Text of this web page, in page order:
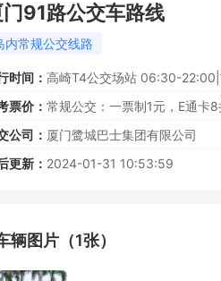
门91路公交车路线
内常规公交线路
时间： 高崎T4公交场站 06:30-
票价： 常规公交：一票制1元，E通卡
公司： 厦门鹭城巴士集团有限公司
更新： 2024-01-31 10:53:59
辆图片（1张）